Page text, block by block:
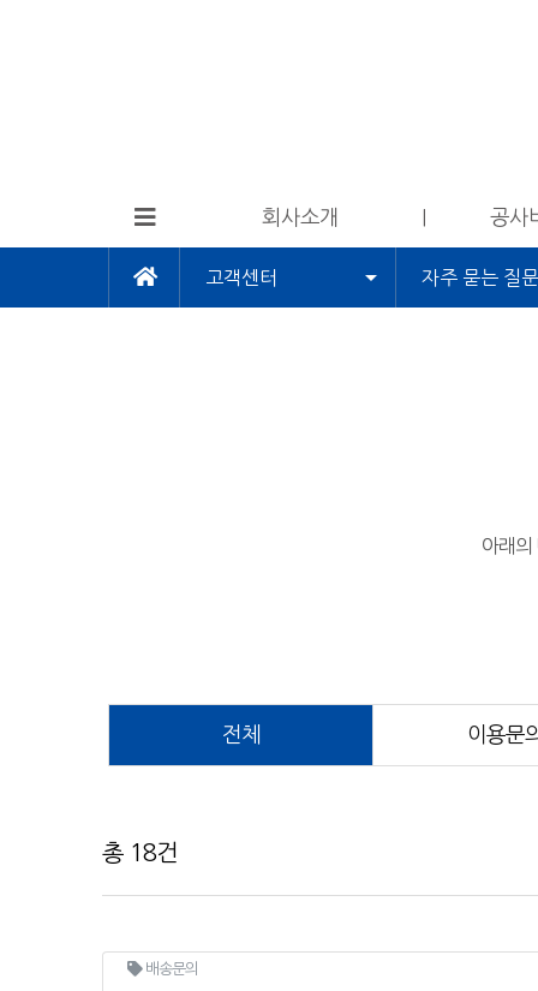
회사소개 공사
고객센터 자주 묻는 질문
아래의
전체 이용문
총 18건
배송문의